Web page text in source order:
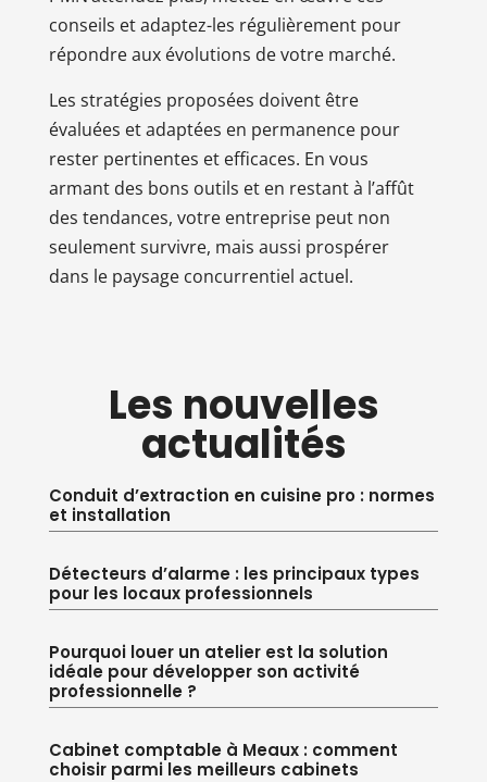
conseils et adaptez-les régulièrement pour
répondre aux évolutions de votre marché.
Les stratégies proposées doivent être
évaluées et adaptées en permanence pour
rester pertinentes et efficaces. En vous
armant des bons outils et en restant à l’affût
des tendances, votre entreprise peut non
seulement survivre, mais aussi prospérer
dans le paysage concurrentiel actuel.
Les nouvelles
actualités
Conduit d’extraction en cuisine pro : normes
et installation
Détecteurs d’alarme : les principaux types
pour les locaux professionnels
Pourquoi louer un atelier est la solution
idéale pour développer son activité
professionnelle ?
Cabinet comptable à Meaux : comment
choisir parmi les meilleurs cabinets